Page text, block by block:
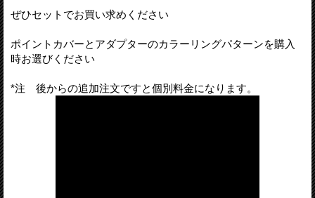
ぜひセットでお買い求めください
ポイントカバーとアダプターのカラーリングパターンを購入
時お選びください
*注 後からの追加注文ですと個別料金になります。